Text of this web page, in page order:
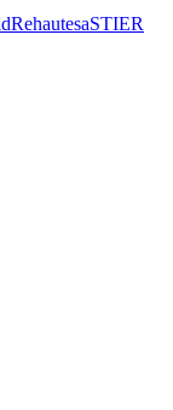
RehautesaSTIER